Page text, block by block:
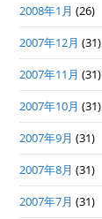
2008年1月 (26)
2007年12月 (31)
2007年11月 (31)
2007年10月 (31)
2007年9月 (31)
2007年8月 (31)
2007年7月 (31)